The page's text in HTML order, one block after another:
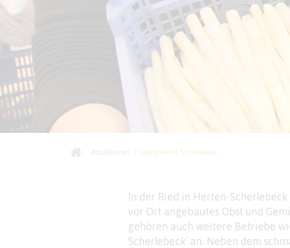
Spargeldorf Scherlebeck
In der Ried in Herten-
vor Ort angebautes Obst und
gehören auch weitere Betriebe
Scherlebeck` an. Neben dem